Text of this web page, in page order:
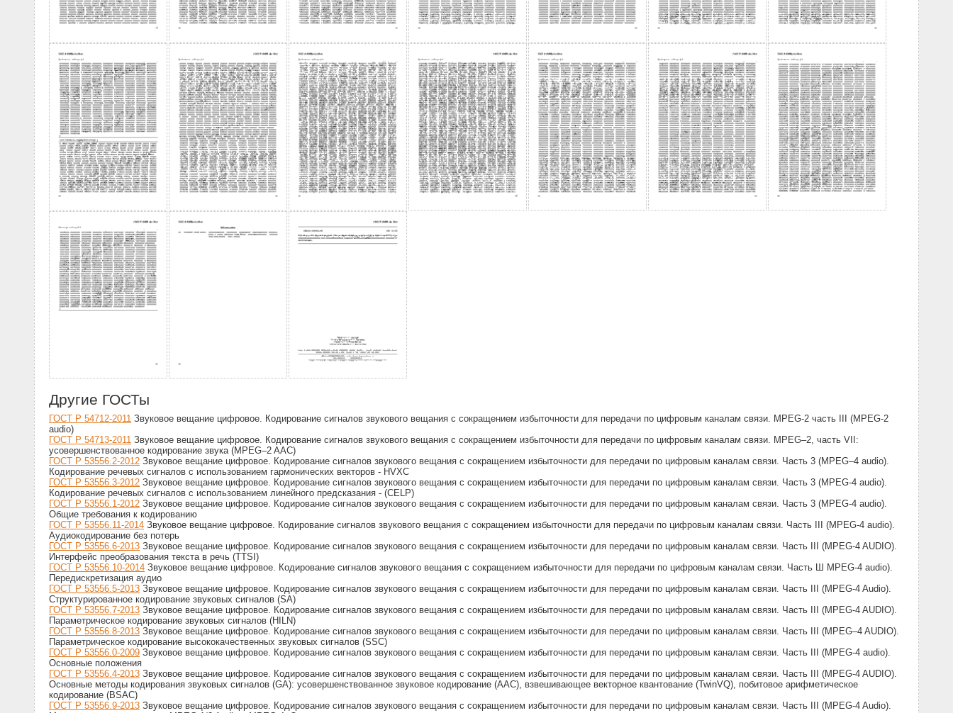
Другие ГОСТы
ГОСТ Р 54712-2011 Звуковое вещание цифровое. Кодирование сигналов звукового вещания с сокращением избыточности для передачи по цифровым каналам связи. MPEG-2 часть III (MPEG-2
audio)
ГОСТ Р 54713-2011 Звуковое вещание цифровое. Кодирование сигналов звукового вещания с сокращением избыточности для передачи по цифровым каналам связи. MPEG–2, часть VII:
усовершенствованное кодирование звука (MPEG–2 AAC)
ГОСТ Р 53556.2-2012 Звуковое вещание цифровое. Кодирование сигналов звукового вещания с сокращением избыточности для передачи по цифровым каналам связи. Часть 3 (MPEG–4 audio).
Кодирование речевых сигналов с использованием гармонических векторов - HVXC
ГОСТ Р 53556.3-2012 Звуковое вещание цифровое. Кодирование сигналов звукового вещания с сокращением избыточности для передачи по цифровым каналам связи. Часть 3 (MPEG-4 audio).
Кодирование речевых сигналов с использованием линейного предсказания - (CELP)
ГОСТ Р 53556.1-2012 Звуковое вещание цифровое. Кодирование сигналов звукового вещания с сокращением избыточности для передачи по цифровым каналам связи. Часть 3 (MPEG-4 audio).
Общие требования к кодированию
ГОСТ Р 53556.11-2014 Звуковое вещание цифровое. Кодирование сигналов звукового вещания с сокращением избыточности для передачи по цифровым каналам связи. Часть III (MPEG-4 audio).
Аудиокодирование без потерь
ГОСТ Р 53556.6-2013 Звуковое вещание цифровое. Кодирование сигналов звукового вещания с сокращением избыточности для передачи по цифровым каналам связи. Часть III (MPEG-4 AUDIO).
Интерфейс преобразования текста в речь (TTSI)
ГОСТ Р 53556.10-2014 Звуковое вещание цифровое. Кодирование сигналов звукового вещания с сокращением избыточности для передачи по цифровым каналам связи. Часть Ш MPEG-4 audio).
Передискретизация аудио
ГОСТ Р 53556.5-2013 Звуковое вещание цифровое. Кодирование сигналов звукового вещания с сокращением избыточности для передачи по цифровым каналам связи. Часть III (MPEG-4 Audio).
Структурированное кодирование звуковых сигналов (SA)
ГОСТ Р 53556.7-2013 Звуковое вещание цифровое. Кодирование сигналов звукового вещания с сокращением избыточности для передачи по цифровым каналам связи. Часть III (MPEG-4 AUDIO).
Параметрическое кодирование звуковых сигналов (HILN)
ГОСТ Р 53556.8-2013 Звуковое вещание цифровое. Кодирование сигналов звукового вещания с сокращением избыточности для передачи по цифровым каналам связи. Часть III (MPEG–4 AUDIO).
Параметрическое кодирование высококачественных звуковых сигналов (SSC)
ГОСТ Р 53556.0-2009 Звуковое вещание цифровое. Кодирование сигналов звукового вещания с сокращением избыточности для передачи по цифровым каналам связи. Часть III (MPEG-4 audio).
Основные положения
ГОСТ Р 53556.4-2013 Звуковое вещание цифровое. Кодирование сигналов звукового вещания с сокращением избыточности для передачи по цифровым каналам связи. Часть III (MPEG-4 AUDIO).
Основные методы кодирования звуковых сигналов (GA): усовершенствованное звуковое кодирование (AAC), взвешивающее векторное квантование (TwinVQ), побитовое арифметическое
кодирование (BSAC)
ГОСТ Р 53556.9-2013 Звуковое вещание цифровое. Кодирование сигналов звукового вещания с сокращением избыточности для передачи по цифровым каналам связи. Часть III (MPEG-4 Audio).